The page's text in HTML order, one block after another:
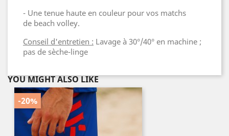
- Une tenue haute en couleur pour vos matchs
de beach volley.
Conseil d'entretien : Lavage à 30°/40° en machine ;
pas de sèche-linge
YOU MIGHT ALSO LIKE
-20%